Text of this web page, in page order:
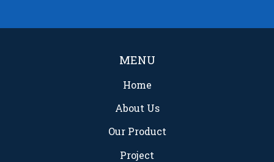
MENU
Home
About Us
Our Product
Project